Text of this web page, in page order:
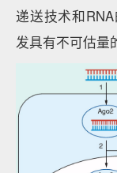
递送技术和
发具有不可估量